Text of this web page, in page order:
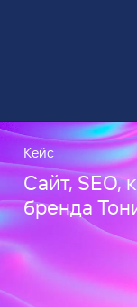
Кейс
Сайт, SEO,
бренда